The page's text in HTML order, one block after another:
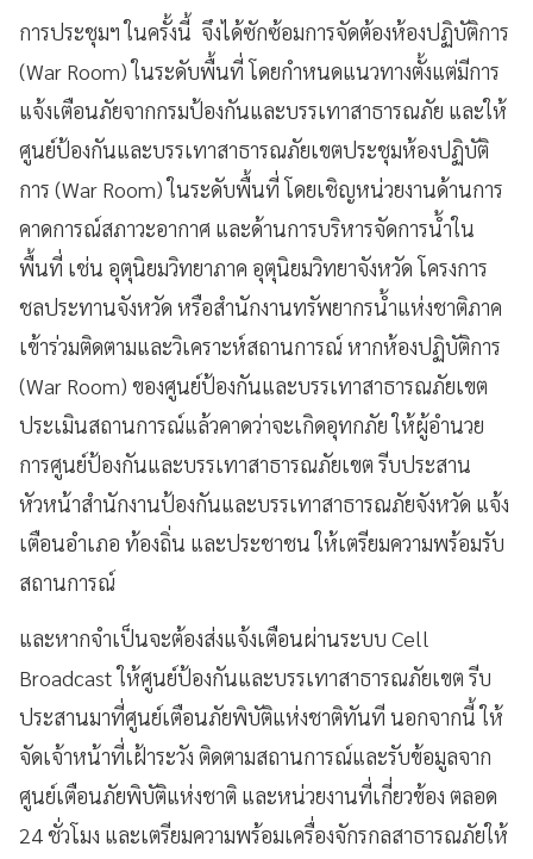
การประชุมฯ ในครั้งนี้ จึงได้ซักซ้อมการจัดต้องห้องปฏิบัติการ
(War Room) ในระดับพื้นที่ โดยกำหนดแนวทางตั้งแต่มีการ
แจ้งเตือนภัยจากกรมป้องกันและบรรเทาสาธารณภัย และให้
ศูนย์ป้องกันและบรรเทาสาธารณภัยเขตประชุมห้องปฏิบัติ
การ (War Room) ในระดับพื้นที่ โดยเชิญหน่วยงานด้านการ
คาดการณ์สภาวะอากาศ และด้านการบริหารจัดการน้ำใน
พื้นที่ เช่น อุตุนิยมวิทยาภาค อุตุนิยมวิทยาจังหวัด โครงการ
ชลประทานจังหวัด หรือสำนักงานทรัพยากรน้ำแห่งชาติภาค
เข้าร่วมติดตามและวิเคราะห์สถานการณ์ หากห้องปฏิบัติการ
(War Room) ของศูนย์ป้องกันและบรรเทาสาธารณภัยเขต
ประเมินสถานการณ์แล้วคาดว่าจะเกิดอุทกภัย ให้ผู้อำนวย
การศูนย์ป้องกันและบรรเทาสาธารณภัยเขต รีบประสาน
หัวหน้าสำนักงานป้องกันและบรรเทาสาธารณภัยจังหวัด แจ้ง
เตือนอำเภอ ท้องถิ่น และประชาชน ให้เตรียมความพร้อมรับ
สถานการณ์
และหากจำเป็นจะต้องส่งแจ้งเตือนผ่านระบบ Cell
Broadcast ให้ศูนย์ป้องกันและบรรเทาสาธารณภัยเขต รีบ
ประสานมาที่ศูนย์เตือนภัยพิบัติแห่งชาติทันที นอกจากนี้ ให้
จัดเจ้าหน้าที่เฝ้าระวัง ติดตามสถานการณ์และรับข้อมูลจาก
ศูนย์เตือนภัยพิบัติแห่งชาติ และหน่วยงานที่เกี่ยวข้อง ตลอด
24 ชั่วโมง และเตรียมความพร้อมเครื่องจักรกลสาธารณภัยให้